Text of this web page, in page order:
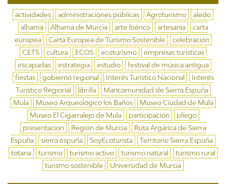
actividades administraciones públicas Agroturismo
aledo
alhama
Alhama de Murcia arte ibérico artesanía
carta
europea
Carta Europea de Turismo Sostenible
celebración
CETS
cultura ECOS ecoturismo
empresas turisticas
escapadas
estrategia estudio
festival de música antigua
fiestas
gobierno regional Interés Turístico Nacional
Interés
Turístico Regional
librilla
Mancomunidad de Sierra Espuña
Mula
Museo Arqueológico los Baños
Museo Ciudad de Mula
Museo El Cigarralejo de Mula
participación
pliego
presentacion
Región de Murcia
Ruta Argárica de Sierra
Espuña
sierra espuña SoyEcoturista
Territorio Sierra Espuña
totana
turismo turismo activo turismo natural
turismo rural
turismo sostenible
Universidad de Murcia